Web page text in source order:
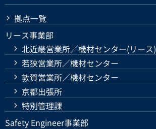
拠点一覧
リース事業部
北近畿営業所／機材センター(リース)
若狭営業所／機材センター
敦賀営業所／機材センター
京都出張所
特別管理課
Safety Engineer事業部